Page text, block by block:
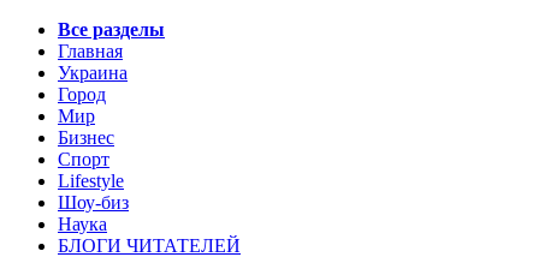
Все разделы
Главная
Украина
Город
Мир
Бизнес
Спорт
Lifestyle
Шоу-биз
Наука
БЛОГИ ЧИТАТЕЛЕЙ